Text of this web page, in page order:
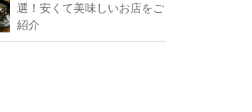
選！安くて美味しいお店をご
紹介